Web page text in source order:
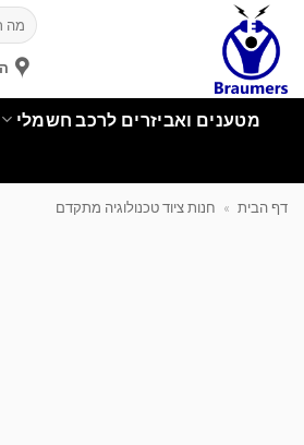
content
חיפוש
עבור:
מטענים ואביזרים לרכב חשמלי
דף הבית » חנות ציוד טכנולוגיה מתקדם